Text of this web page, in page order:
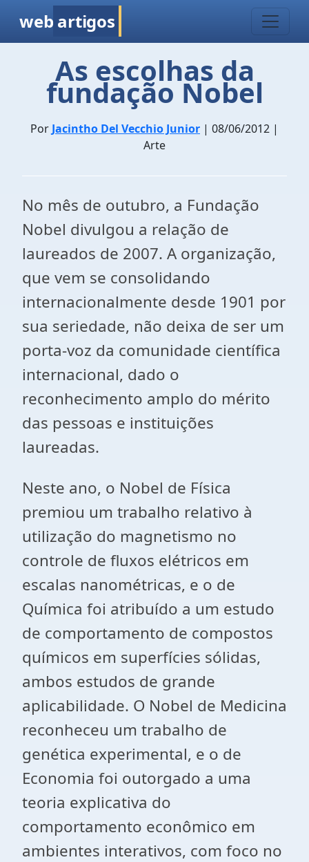
web artigos
As escolhas da
fundação Nobel
Por Jacintho Del Vecchio Junior | 08/06/2012 |
Arte
No mês de outubro, a Fundação
Nobel divulgou a relação de
laureados de 2007. A organização,
que vem se consolidando
internacionalmente desde 1901 por
sua seriedade, não deixa de ser um
porta-voz da comunidade científica
internacional, dado o
reconhecimento amplo do mérito
das pessoas e instituições
laureadas.
Neste ano, o Nobel de Física
premiou um trabalho relativo à
utilização do magnetismo no
controle de fluxos elétricos em
escalas nanométricas, e o de
Química foi atribuído a um estudo
de comportamento de compostos
químicos em superfícies sólidas,
ambos estudos de grande
aplicabilidade. O Nobel de Medicina
reconheceu um trabalho de
genética experimental, e o de
Economia foi outorgado a uma
teoria explicativa do
comportamento econômico em
ambientes interativos, com foco no